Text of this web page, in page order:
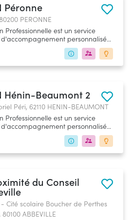
Péronne
PERONNE
Professionnelle est un service
personnalisé
et travailleurs indépendants. ID
groupement mandaté par France
accompagner en région Hauts-
Hénin-Beaumont 2
Péri, 62110 HENIN-BEAUMONT
Professionnelle est un service
personnalisé
et travailleurs indépendants. ID
groupement mandaté par France
accompagner en région Hauts-
du Conseil
Cité scolaire Boucher de Perthes
ABBEVILLE